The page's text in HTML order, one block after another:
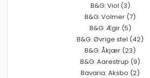
B&G: Viol (3)
B&G: Volmer (7)
B&G: Ægir (5)
B&G: Øvrige stel (42)
B&G: Åkjær (23)
B&G: Aarestrup (9)
Bavaria: Aksbo (2)